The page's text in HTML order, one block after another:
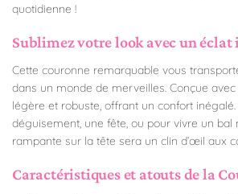
quotidienne !
Sublimez votre look avec un
Cette couronne remarquable vous
dans un monde de merveilles. Conçue
légère et robuste, offrant un confort
déguisement, une fête, ou pour vivre un bal
rampante sur la tête sera un clin d’œil aux
Caractéristiques et atouts de la